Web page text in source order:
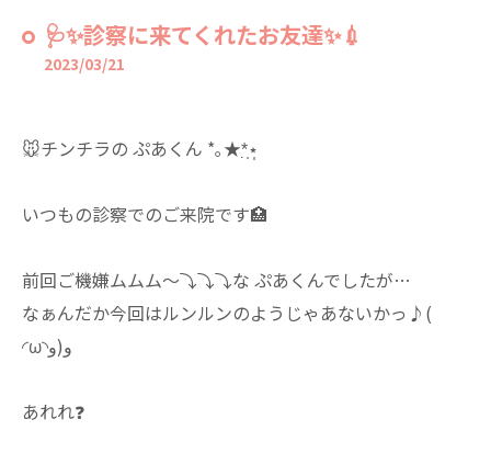
🩺✨️診察に来てくれたお友達✨️💉
2023/03/21
🐭チンチラの ぷあくん *｡★*̣̩⋆̩⁡
いつもの診察でのご来院です🏥
前回ご機嫌ムムム～⤵⤵⤵な ぷあくんでしたが…
なぁんだか今回はルンルンのようじゃあないかっ♪(
◜ω◝و(و
あれれ❓